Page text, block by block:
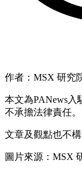
作者：MSX 研究
本文為PANews入
不承擔法律責任。
文章及觀點也不
圖片來源：MSX